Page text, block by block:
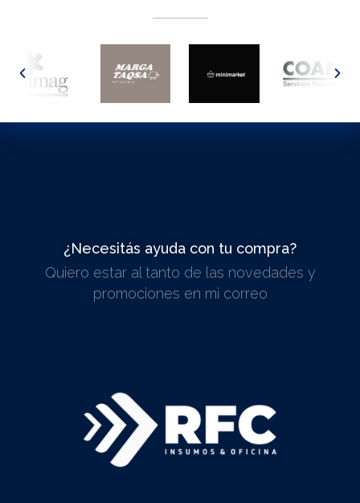
¿Necesitás ayuda con tu compra?
ESCRIBINOS
Quiero estar al tanto de las novedades y
promociones en mi correo